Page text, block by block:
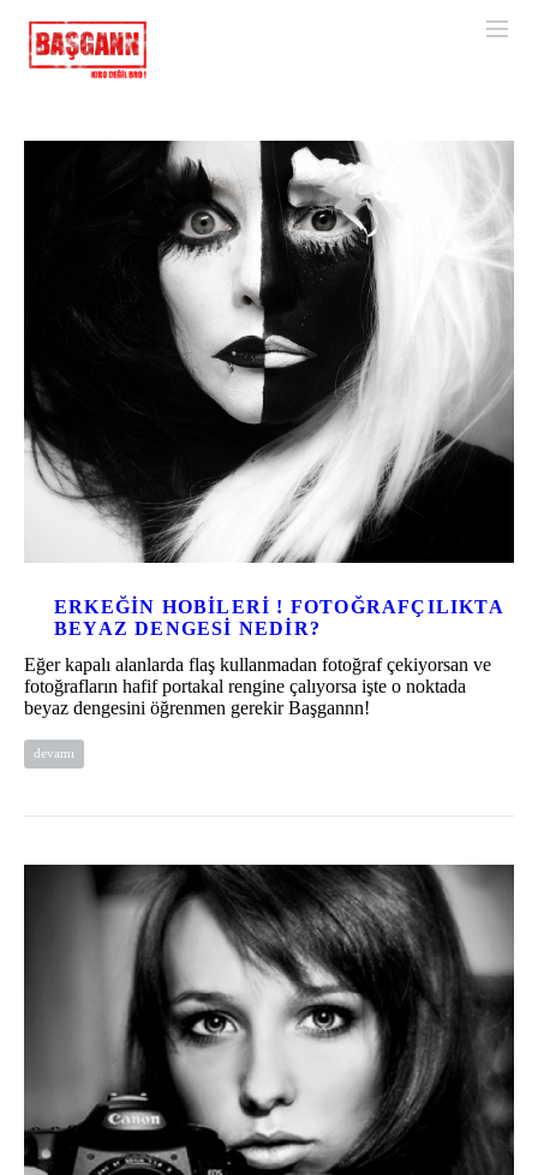
ERKEĞIN HOBILERI ! FOTOĞRAFÇILIKTA
BEYAZ DENGESI NEDIR?
Eğer kapalı alanlarda flaş kullanmadan fotoğraf çekiyorsan ve
fotoğrafların hafif portakal rengine çalıyorsa işte o noktada
beyaz dengesini öğrenmen gerekir Başgannn!
devamı